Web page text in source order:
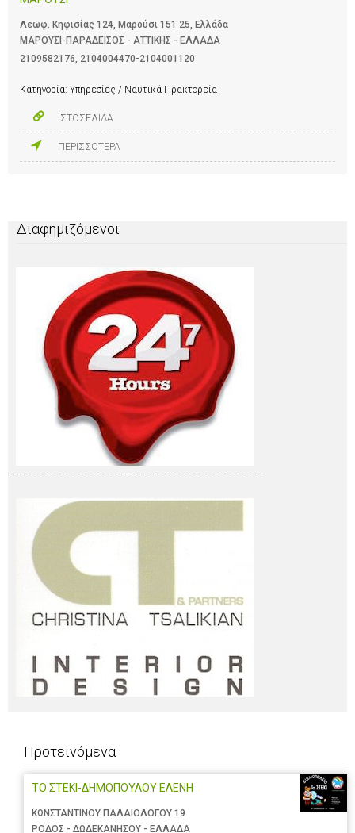
Λεωφ. Κηφισίας 124, Μαρούσι 151 25, Ελλάδα
ΜΑΡΟΥΣΙ-ΠΑΡΑΔΕΙΣΟΣ - ΑΤΤΙΚΗΣ - ΕΛΛΑΔΑ
2109582176, 2104004470-2104001120
Κατηγορία: Υπηρεσίες / Ναυτικά Πρακτορεία
ΙΣΤΟΣΕΛΙΔΑ
ΠΕΡΙΣΣΟΤΕΡΑ
Διαφημιζόμενοι
Προτεινόμενα
ΤΟ ΣΤΕΚΙ-ΔΗΜΟΠΟΥΛΟΥ ΕΛΕΝΗ
ΚΩΝΣΤΑΝΤΙΝΟΥ ΠΑΛΑΙΟΛΟΓΟΥ 19
ΡΟΔΟΣ - ΔΩΔΕΚΑΝΗΣΟΥ - ΕΛΛΑΔΑ